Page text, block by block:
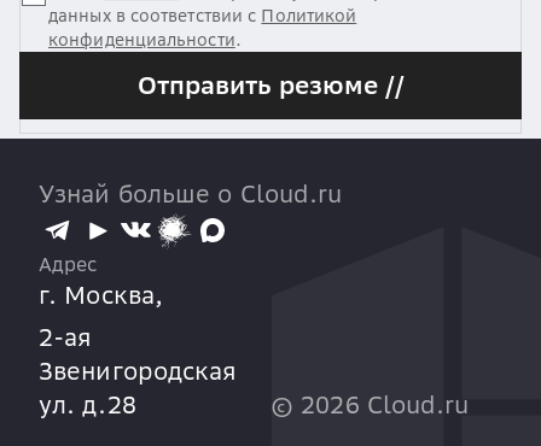
данных в соответствии с Политикой
конфиденциальности.
Отправить резюме //
Узнай больше о Cloud.ru
© 2026 Cloud.ru
Адрес
г. Москва,
2-ая
Звенигородская
ул. д.28